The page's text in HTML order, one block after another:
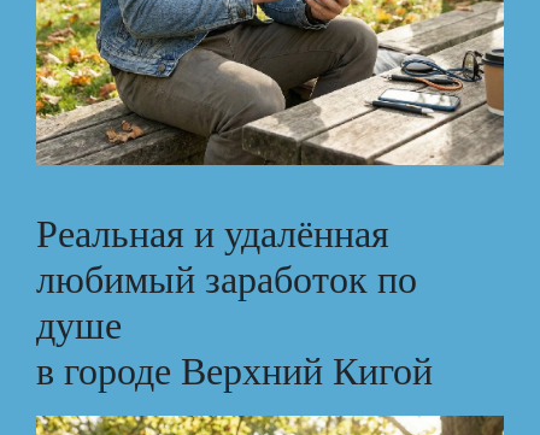
Реальная и удалённая
любимый заработок по
душе
в городе Верхний Кигой